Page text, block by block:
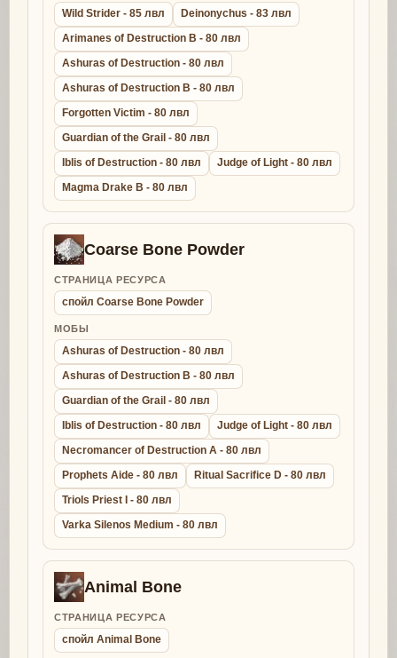
Wild Strider - 85 лвл
Deinonychus - 83 лвл
Arimanes of Destruction B - 80 лвл
Ashuras of Destruction - 80 лвл
Ashuras of Destruction B - 80 лвл
Forgotten Victim - 80 лвл
Guardian of the Grail - 80 лвл
Iblis of Destruction - 80 лвл
Judge of Light - 80 лвл
Magma Drake B - 80 лвл
Coarse Bone Powder
СТРАНИЦА РЕСУРСА
спойл Coarse Bone Powder
МОБЫ
Ashuras of Destruction - 80 лвл
Ashuras of Destruction B - 80 лвл
Guardian of the Grail - 80 лвл
Iblis of Destruction - 80 лвл
Judge of Light - 80 лвл
Necromancer of Destruction A - 80 лвл
Prophets Aide - 80 лвл
Ritual Sacrifice D - 80 лвл
Triols Priest I - 80 лвл
Varka Silenos Medium - 80 лвл
Animal Bone
СТРАНИЦА РЕСУРСА
спойл Animal Bone